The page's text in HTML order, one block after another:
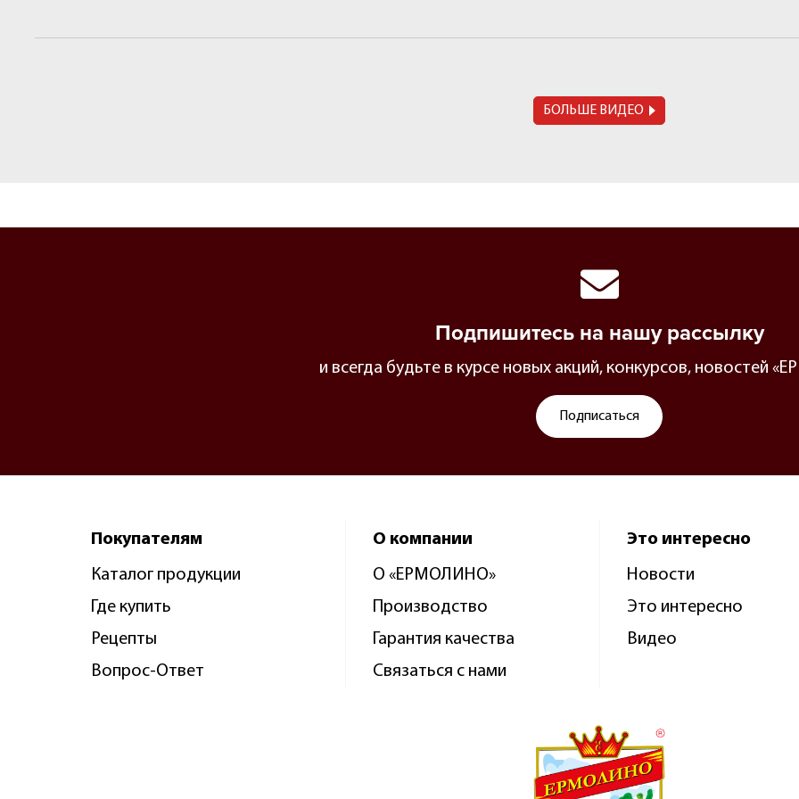
БОЛЬШЕ ВИДЕО
Подпишитесь на нашу рассылку
и всегда будьте в курсе новых акций, конкурсов, новостей
Подписаться
Покупателям
Каталог продукции
Где купить
Рецепты
Вопрос-Ответ
О компании
О «ЕРМОЛИНО»
Производство
Гарантия качества
Связаться с нами
Это интересно
Новости
Это интересно
Видео